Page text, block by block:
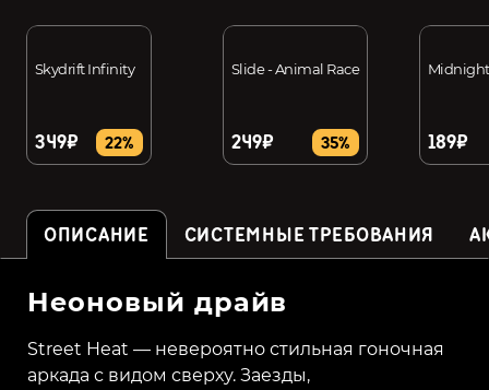
Skydrift Infinity
349₽ 22%
Slide - Animal Race
249₽ 35% 189₽
ОПИСАНИЕ СИСТЕМНЫЕ ТРЕБОВАНИЯ
Неоновый драйв
Street Heat — невероятно стильная гоночная
аркада с видом сверху. Заезды,